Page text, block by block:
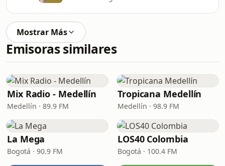
Mostrar Más
Emisoras similares
Mix Radio - Medellín
Medellín · 89.9 FM
Tropicana Medellín
Medellín · 98.9 FM
La Mega
Bogotá · 90.9 FM
LOS40 Colombia
Bogotá · 100.4 FM